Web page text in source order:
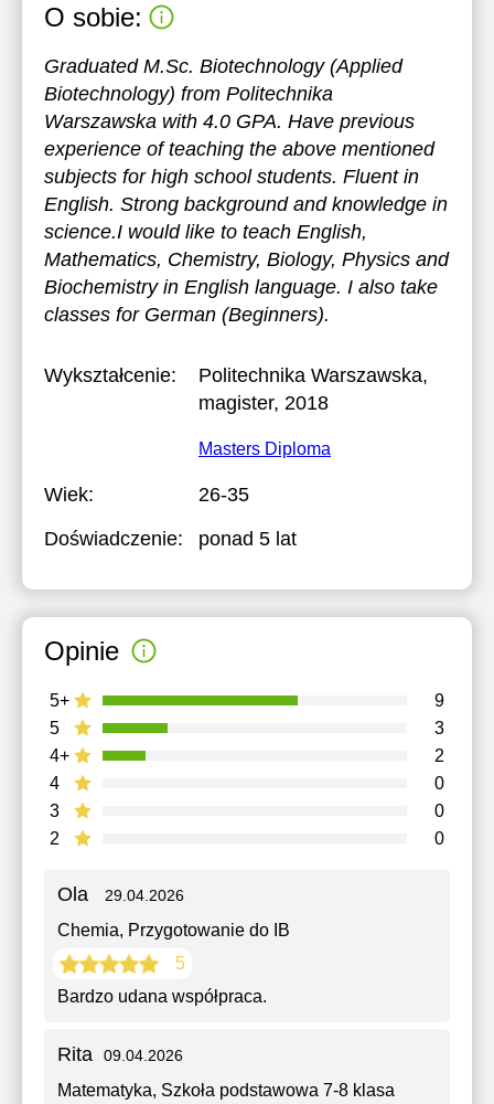
O sobie:
Graduated M.Sc. Biotechnology (Applied
Biotechnology) from Politechnika
Warszawska with 4.0 GPA. Have previous
experience of teaching the above mentioned
subjects for high school students. Fluent in
English. Strong background and knowledge in
science.I would like to teach English,
Mathematics, Chemistry, Biology, Physics and
Biochemistry in English language. I also take
classes for German (Beginners).
Wykształcenie: Politechnika Warszawska,
magister, 2018
Masters Diploma
Wiek:
26-35
Doświadczenie:
ponad 5 lat
Opinie
2 0
3 0
4 0
4+ 2
5 3
5+ 9
Ola 29.04.2026
Chemia, Przygotowanie do IB
5
Bardzo udana współpraca.
Rita 09.04.2026
Matematyka, Szkoła podstawowa 7-8 klasa